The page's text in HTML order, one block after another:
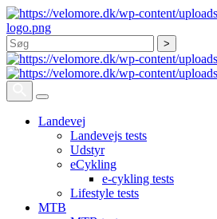
Søg
Landevej
Landevejs tests
Udstyr
eCykling
e-cykling tests
Lifestyle tests
MTB